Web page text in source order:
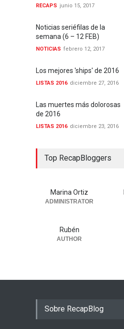
RECAPS junio 15, 2017
Noticias seriéfilas de la
semana (6 – 12 FEB)
NOTICIAS febrero 12, 2017
Los mejores 'ships' de 2016
LISTAS 2016 diciembre 27, 2016
Las muertes más dolorosas
de 2016
LISTAS 2016 diciembre 23, 2016
Top RecapBloggers
Marina Ortiz
ADMINISTRATOR
Rubén
AUTHOR
Sobre RecapBlog